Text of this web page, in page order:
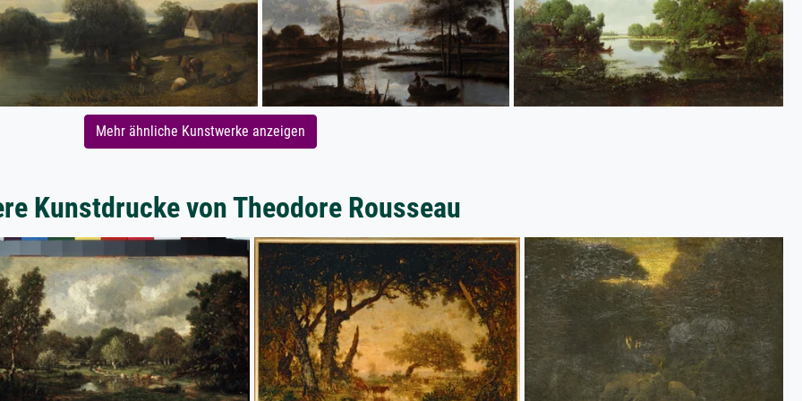
Mehr ähnliche Kunstwerke anzeigen
Kunstdrucke von Theodore Rousseau